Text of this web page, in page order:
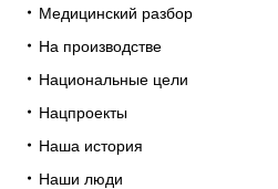
Медицинский разбор
На производстве
Национальные цели
Нацпроекты
Наша история
Наши люди